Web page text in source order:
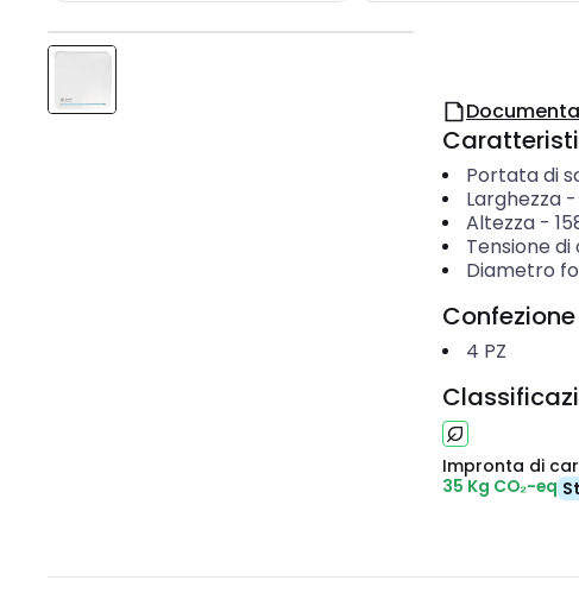
Portata di
Larghezza-
Altezza-
Tensione
Diametro
Confezione
4 PZ
Impronta di
35 Kg CO₂-eq